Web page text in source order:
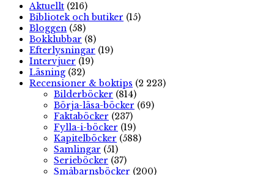
Aktuellt (216)
Bibliotek och butiker (15)
Bloggen (58)
Bokklubbar (8)
Efterlysningar (19)
Intervjuer (19)
Läsning (32)
Recensioner & boktips (2 223)
Bilderböcker (814)
Börja-läsa-böcker (69)
Faktaböcker (237)
Fylla-i-böcker (19)
Kapitelböcker (588)
Samlingar (51)
Serieböcker (37)
Småbarnsböcker (200)